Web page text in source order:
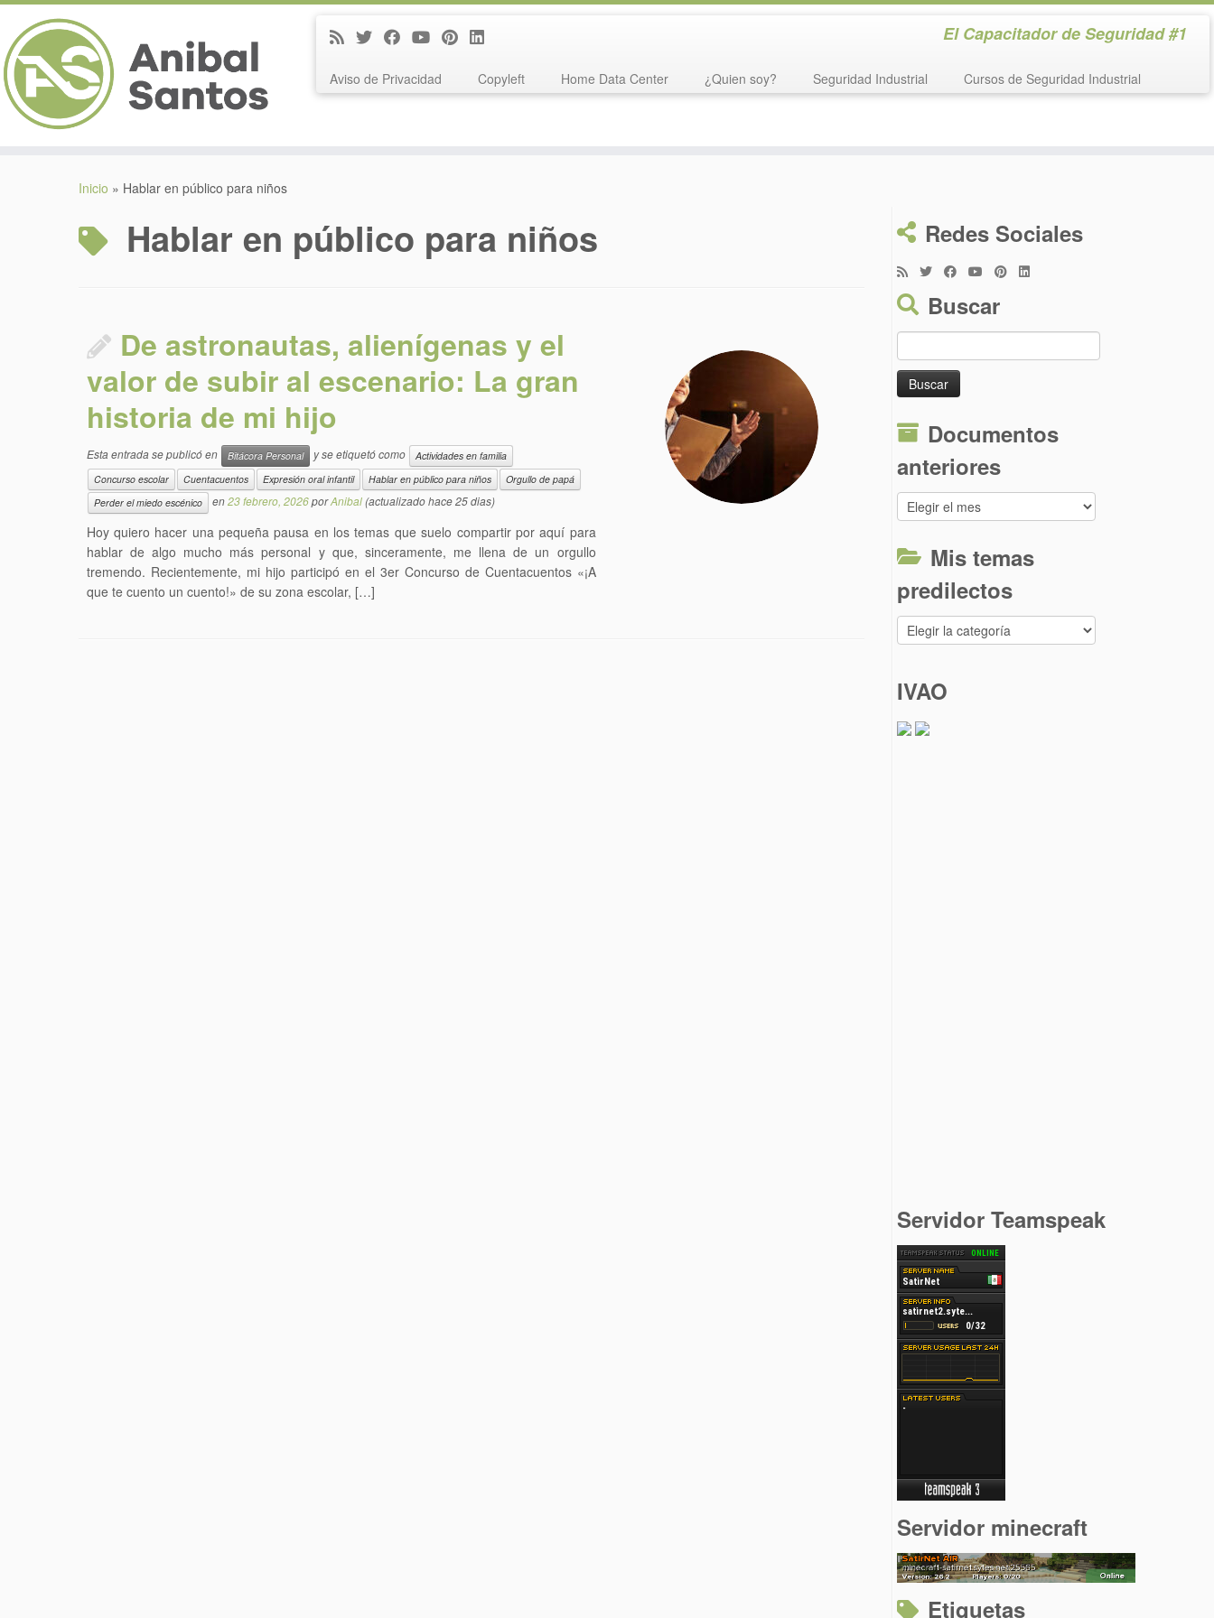
El Capacitador de Seguridad #1
Aviso de Privacidad Copyleft Home Data Center ¿Quien soy? Seguridad Industrial Cursos de Seguridad Industrial
Inicio » Hablar en público para niños
Hablar en público para niños
De astronautas, alienígenas y el
valor de subir al escenario: La gran
historia de mi hijo
Esta entrada se publicó en Bitácora Personal y se etiquetó como
Actividades en familia
Concurso escolar
Cuentacuentos Expresión oral infantil Hablar en público para niños
Orgullo de papá
Perder el miedo escénico
en23 febrero, 2026porAnibal(actualizado hace 25 dias)
Hoy quiero hacer una pequeña pausa en los temas que suelo compartir por aquí para
hablar de algo mucho más personal y que, sinceramente, me llena de un orgullo
tremendo. Recientemente, mi hijo participó en el 3er Concurso de Cuentacuentos «¡A
que te cuento un cuento!» de su zona escolar, […]
Redes Sociales
Buscar
Buscar:
Documentos
anteriores
Documentos
anteriores
Mis temas
predilectos
Mis
temas
IVAO
Servidor Teamspeak
Servidor minecraft
Etiquetas